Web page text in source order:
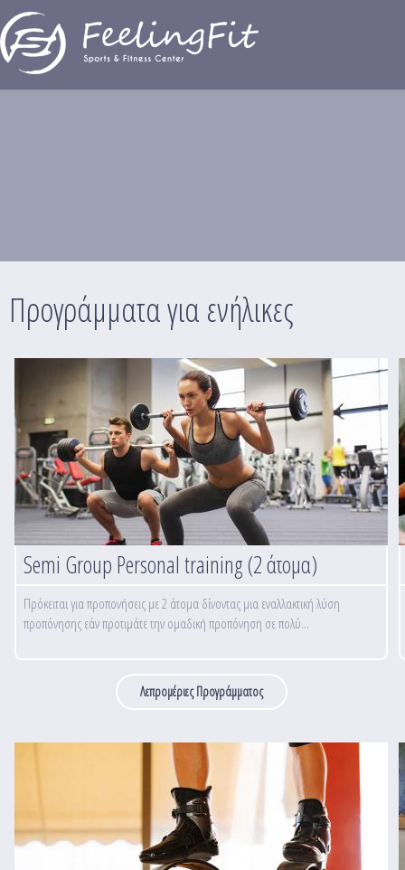
Παράκαμψη προς το κυρίως περιεχόμενο
Προγράμματα για ενήλικες
Semi Group Personal training (2 άτομα)
Πρόκειται για προπονήσεις με 2 άτομα δίνοντας μια εναλλακτική λύση
προπόνησης εάν προτιμάτε την ομαδική προπόνηση σε πολύ...
Λεπρομέριες Προγράμματος